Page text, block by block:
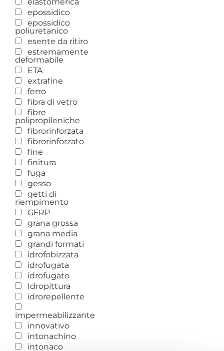
epossidico
epossidico
poliuretanico
esente da ritiro
estremamente
deformabile
ETA
extrafine
ferro
fibra di vetro
fibre
polipropileniche
fibrorinforzata
fibrorinforzato
fine
finitura
fuga
gesso
getti di
riempimento
GFRP
grana grossa
grana media
grandi formati
idrofobizzata
idrofugata
idrofugato
Idropittura
idrorepellente
impermeabilizzante
innovativo
intonachino
intonaco